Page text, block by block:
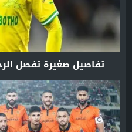
تفاصيل صغيرة تفصل